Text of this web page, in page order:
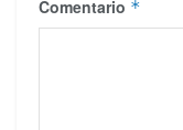
Comentario *